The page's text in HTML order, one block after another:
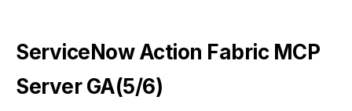
ServiceNow Action Fabric MCP
Server GA(5/6)